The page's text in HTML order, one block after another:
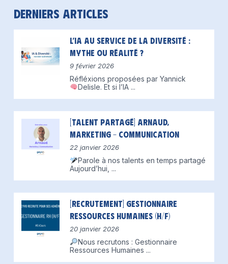
Derniers articles
L’IA au service de la diversité :
mythe ou réalité ?
9 février 2026
Réfléxions proposées par Yannick
Delisle. Et si l’IA ...
[Talent partagé] Arnaud,
Marketing – Communication
22 janvier 2026
Parole à nos talents en temps partagé
Aujourd’hui, ...
[Recrutement] Gestionnaire
Ressources Humaines (H/F)
20 janvier 2026
Nous recrutons : Gestionnaire
Ressources Humaines ...